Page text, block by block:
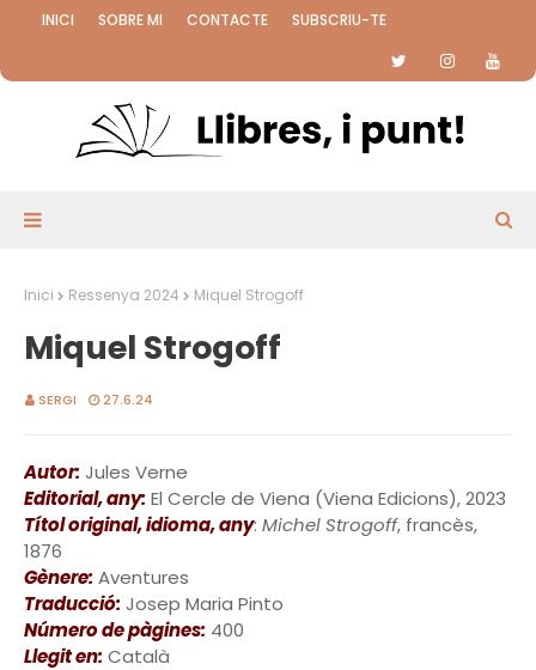
INICI SOBRE MI CONTACTE SUBSCRIU-TE
Inici Ressenya 2024 Miquel Strogoff
Miquel Strogoff
SERGI 27.6.24
Autor: Jules Verne
Editorial, any: El Cercle de Viena (Viena Edicions), 2023
Títol original, idioma, any: Michel Strogoff, francès,
1876
Gènere: Aventures
Traducció: Josep Maria Pinto
Número de pàgines: 400
Llegit en: Català